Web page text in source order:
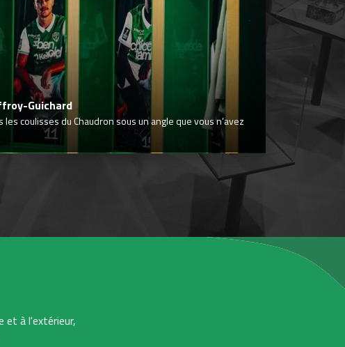
Guichard
coulisses du Chaudron sous un angle que vous n’avez
et à l'extérieur,